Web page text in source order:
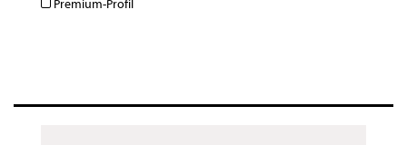
Premium-Profil